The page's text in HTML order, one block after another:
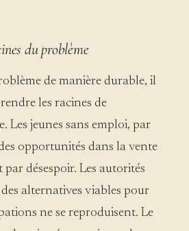
du problème
de manière durable, il
les racines de
Les jeunes sans emploi, par
opportunités dans la vente
désespoir. Les autorités
alternatives viables pour
ne se reproduisent. Le